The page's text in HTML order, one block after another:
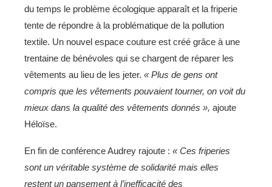
du temps le problème écologique apparaît et la friperie
tente de répondre à la problématique de la pollution
textile. Un nouvel espace couture est créé grâce à une
trentaine de bénévoles qui se chargent de réparer les
vêtements au lieu de les jeter. «Plus de gens ont
compris que les vêtements pouvaient tourner, on voit du
mieux dans la qualité des vêtements donnés », ajoute
Héloïse.
En fin de conférence Audrey rajoute : « Ces friperies
sont un véritable système de solidarité mais elles
restent un pansement à l’inefficacité des